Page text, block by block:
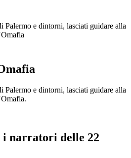
Palermo e dintorni, lasciati guidare alla
Palermo e dintorni, lasciati guidare alla
i narratori delle 22